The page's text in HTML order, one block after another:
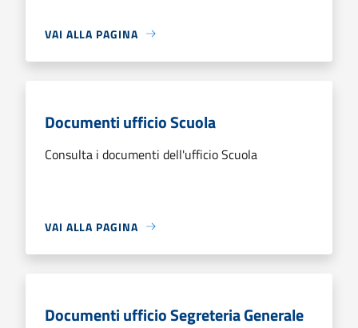
VAI ALLA PAGINA
Documenti ufficio Scuola
Consulta i documenti dell'ufficio Scuola
VAI ALLA PAGINA
Documenti ufficio Segreteria Generale